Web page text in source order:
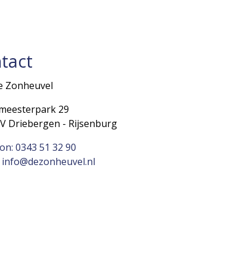
Zonheuvel
29
Driebergen - Rijsenburg
0343 51 32 90
info@dezonheuvel.nl